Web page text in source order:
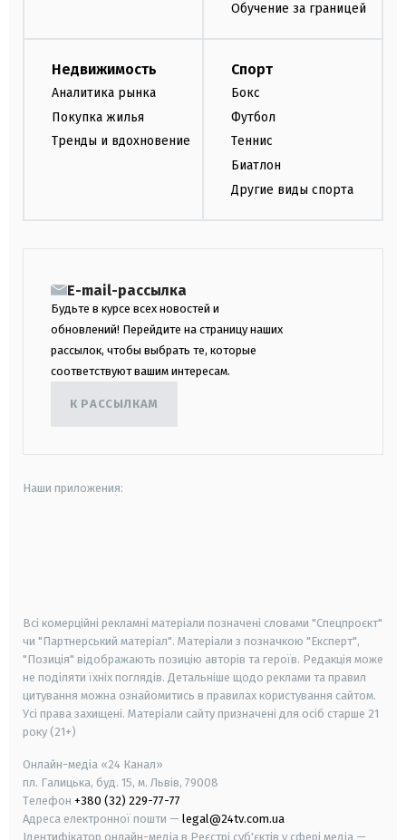
Обучение за границей
Недвижимость
Аналитика рынка
Покупка жилья
Тренды и вдохновение
Спорт
Бокс
Футбол
Теннис
Биатлон
Другие виды спорта
E-mail-рассылка
Будьте в курсе всех новостей и
обновлений! Перейдите на страницу наших
рассылок, чтобы выбрать те, которые
соответствуют вашим интересам.
К РАССЫЛКАМ
Наши приложения:
Всі комерційні рекламні матеріали позначені словами "Спецпроєкт"
чи "Партнерський матеріал". Матеріали з позначкою "Експерт",
"Позиція" відображають позицію авторів та героїв. Редакція може
не поділяти їхніх поглядів. Детальніше щодо реклами та правил
цитування можна ознайомитись в правилах користування сайтом.
Усі права захищені. Матеріали сайту призначені для осіб старше 21
року (21+)
Онлайн-медіа «24 Канал»
пл. Галицька, буд. 15, м. Львів, 79008
Телефон +380 (32) 229-77-77
Адреса електронної пошти — legal@24tv.com.ua
Ідентифікатор онлайн-медіа в Реєстрі суб'єктів у сфері медіа —